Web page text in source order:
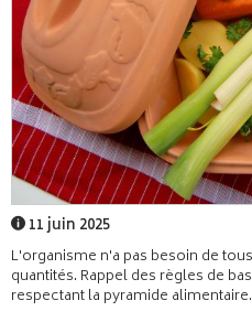
11 juin 2025
L'organisme n'a pas besoin de
quantités. Rappel des règles de
respectant la pyramide alimentaire.